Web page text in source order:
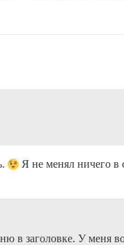
Я не менял ничего в
в заголовке. У меня